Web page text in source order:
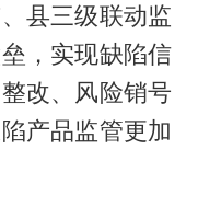
县三级联动监
，实现缺陷信
改、风险销号
产品监管更加